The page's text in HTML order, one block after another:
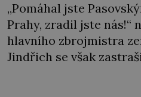
„Pomáhal jste
Prahy, zradil jste nás!“
hlavního zbrojmistra
Jindřich se však